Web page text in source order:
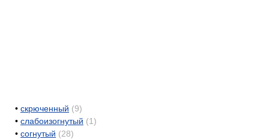
• скрюченный (9)
• слабоизогнутый (1)
• согнутый (28)